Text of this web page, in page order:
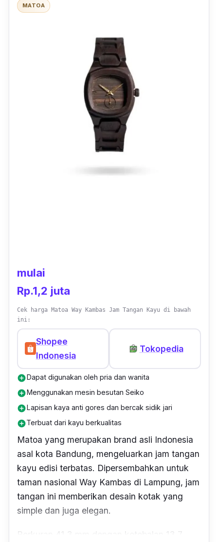
MATOA
mulai
Rp.1,2 juta
Cek harga Matoa Way Kambas Jam Tangan Kayu di bawah
ini:
Shopee
Indonesia
Tokopedia
add_circleDapat digunakan oleh pria dan wanita
add_circleMenggunakan mesin besutan Seiko
add_circleLapisan kaya anti gores dan bercak sidik jari
add_circleTerbuat dari kayu berkualitas
Matoa yang merupakan brand asli Indonesia
asal kota Bandung, mengeluarkan jam tangan
kayu edisi terbatas. Dipersembahkan untuk
taman nasional Way Kambas di Lampung, jam
tangan ini memberikan desain kotak yang
simple dan juga elegan.
Berkuran 41.3 mm dengan ketebalan 13.7